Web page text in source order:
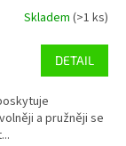
Skladem (>1 ks)
DETAIL
a pružněji se